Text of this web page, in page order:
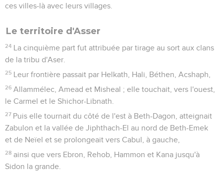
ces villes-là avec leurs villages.
Le territoire d'Asser
24 La cinquième part fut attribuée par tirage au sort aux clans
de la tribu d'Aser.
25 Leur frontière passait par Helkath, Hali, Béthen, Acshaph,
26 Allammélec, Amead et Misheal ; elle touchait, vers l'ouest,
le Carmel et le Shichor-Libnath.
27 Puis elle tournait du côté de l'est à Beth-Dagon, atteignait
Zabulon et la vallée de Jiphthach-El au nord de Beth-Emek
et de Neïel et se prolongeait vers Cabul, à gauche,
28 ainsi que vers Ebron, Rehob, Hammon et Kana jusqu'à
Sidon la grande.